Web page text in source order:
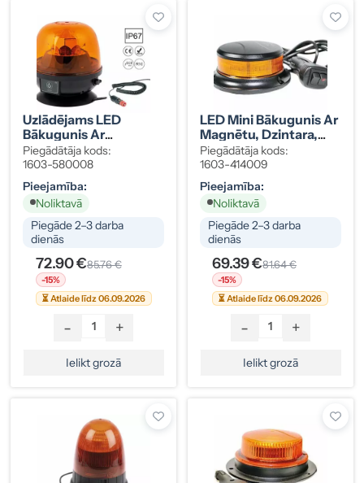
Uzlādējams LED
Bākugunis Ar
Magnētu, Dzintara,
12/24V, 130x140 Mm,
ECE R65
Piegādātāja kods:
1603-580008
Pieejamība:
Noliktavā
Piegāde 2–3 darba
dienās
72.90 €85.76 €
-15%
⏳ Atlaide līdz 06.09.2026
- +
Ielikt grozā
LED Mini Bākugunis Ar
Magnētu, Dzintara,
12/24V, 112x48 Mm,
ECE R65
Piegādātāja kods:
1603-414009
Pieejamība:
Noliktavā
Piegāde 2–3 darba
dienās
69.39 €81.64 €
-15%
⏳ Atlaide līdz 06.09.2026
- +
Ielikt grozā